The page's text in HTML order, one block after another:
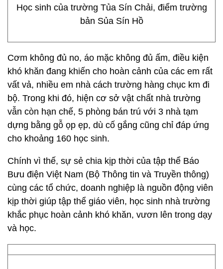
Học sinh của trường Tủa Sín Chải, điểm trường
bản Sủa Sín Hồ
Cơm không đủ no, áo mặc không đủ ấm, điều kiện
khó khăn đang khiến cho hoàn cảnh của các em rất
vất vả, nhiều em nhà cách trường hàng chục km đi
bộ. Trong khi đó, hiện cơ sở vật chất nhà trường
vẫn còn hạn chế, 5 phòng bán trú với 3 nhà tạm
dựng bằng gỗ ọp ẹp, dù cố gắng cũng chỉ đáp ứng
cho khoảng 160 học sinh.
Chính vì thế, sự sẻ chia kịp thời của tập thể Báo
Bưu điện Việt Nam (Bộ Thông tin và Truyền thông)
cùng các tổ chức, doanh nghiệp là nguồn động viên
kịp thời giúp tập thể giáo viên, học sinh nhà trường
khắc phục hoàn cảnh khó khăn, vươn lên trong dạy
và học.